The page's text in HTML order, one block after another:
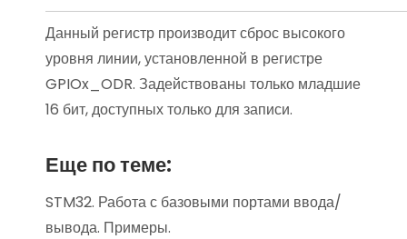
Данный регистр производит сброс высокого
уровня линии, установленной в регистре
GPIOx_ODR. Задействованы только младшие
16 бит, доступных только для записи.
Еще по теме:
STM32. Работа с базовыми портами ввода/
вывода. Примеры.